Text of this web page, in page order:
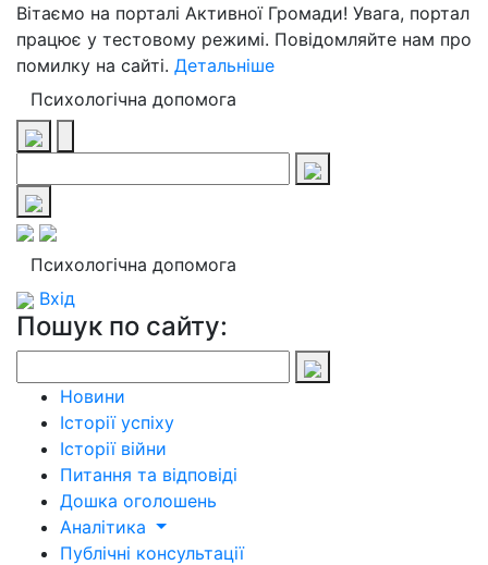
Вітаємо на порталі Активної Громади! Увага, портал
працює у тестовому режимі. Повідомляйте нам про
помилку на сайті. Детальніше
Психологічна допомога
Психологічна допомога
Вхід
Пошук по сайту:
Новини
Історії успіху
Історії війни
Питання та відповіді
Дошка оголошень
Аналітика
Публічні консультації